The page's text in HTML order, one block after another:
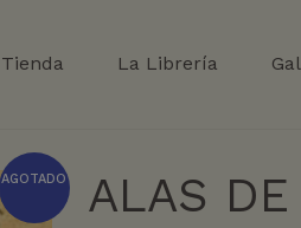
Tienda La Librería
AGOTADO ALAS DE